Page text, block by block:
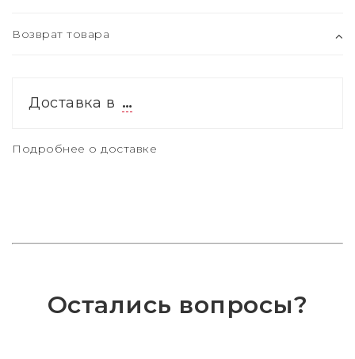
Возврат товара
Доставка в …
Подробнее о доставке
Остались вопросы?